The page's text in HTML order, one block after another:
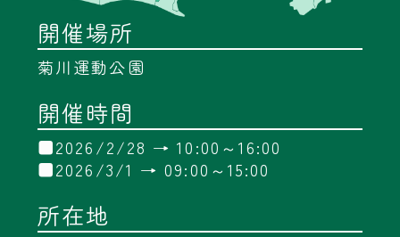
開催場所
菊川運動公園
開催時間
■2026/2/28 → 10:00～16:00
■2026/3/1 → 09:00～15:00
所在地